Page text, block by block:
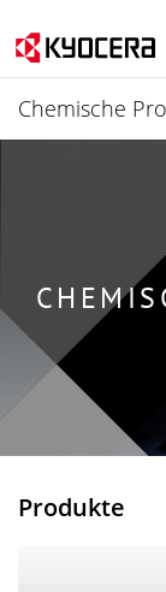
Chemische
Produkte